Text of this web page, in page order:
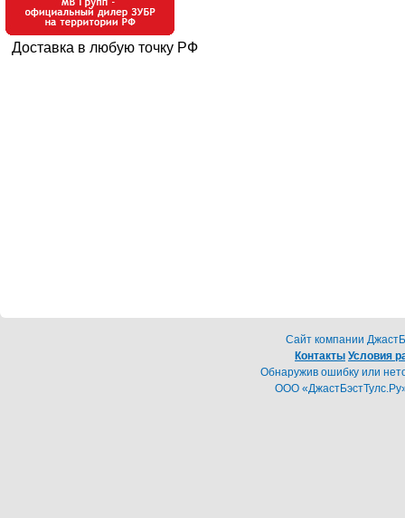
Доставка в любую точку РФ
Cайт компании
Контакты Условия
Обнаружив ошибку или
ООО